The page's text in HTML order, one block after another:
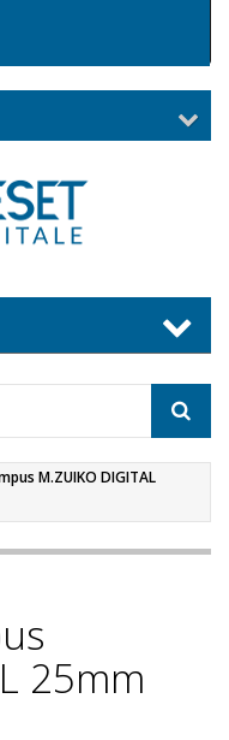
M.ZUIKO DIGITAL
25mm